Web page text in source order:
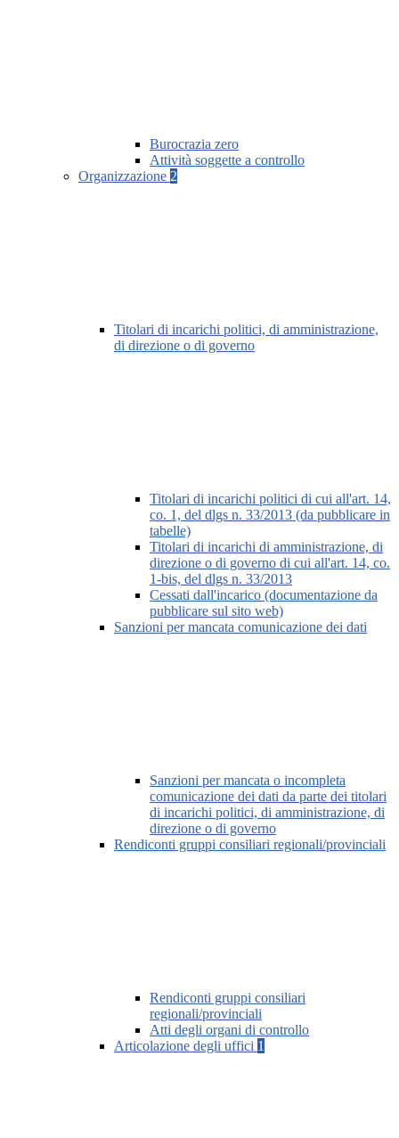
Burocrazia zero
Attività soggette a controllo
Organizzazione 2
Titolari di incarichi politici, di amministrazione,
di direzione o di governo
Titolari di incarichi politici di cui all'art. 14,
co. 1, del dlgs n. 33/2013 (da pubblicare in
tabelle)
Titolari di incarichi di amministrazione, di
direzione o di governo di cui all'art. 14, co.
1-bis, del dlgs n. 33/2013
Cessati dall'incarico (documentazione da
pubblicare sul sito web)
Sanzioni per mancata comunicazione dei dati
Sanzioni per mancata o incompleta
comunicazione dei dati da parte dei titolari
di incarichi politici, di amministrazione, di
direzione o di governo
Rendiconti gruppi consiliari regionali/provinciali
Rendiconti gruppi consiliari
regionali/provinciali
Atti degli organi di controllo
Articolazione degli uffici 1